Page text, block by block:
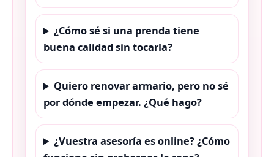
¿Cómo sé si una prenda tiene
buena calidad sin tocarla?
Quiero renovar armario, pero no sé
por dónde empezar. ¿Qué hago?
¿Vuestra asesoría es online? ¿Cómo